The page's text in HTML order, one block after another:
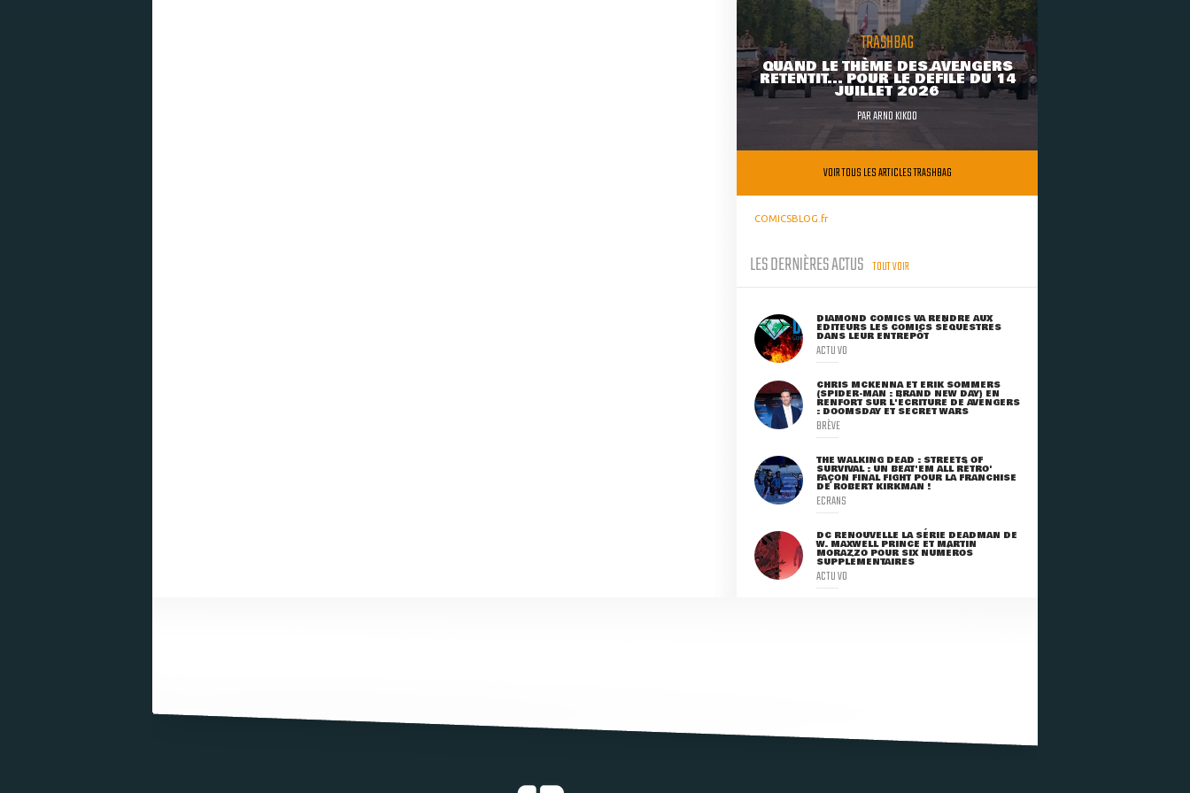
TRASHBAG
QUAND LE THÈME DES AVENGERS
RETENTIT... POUR LE DÉFILÉ DU 14
JUILLET 2026
PARARNO KIKOO
VOIR TOUS LES ARTICLES TRASHBAG
COMICSBLOG.fr
LES DERNIÈRES ACTUS TOUT VOIR
DIAMOND COMICS VA RENDRE AUX
ÉDITEURS LES COMICS SÉQUESTRÉS
DANS LEUR ENTREPÔT
ACTU VO
CHRIS MCKENNA ET ERIK SOMMERS
(SPIDER-MAN : BRAND NEW DAY) EN
RENFORT SUR L'ÉCRITURE DE AVENGERS
: DOOMSDAY ET SECRET WARS
BRÈVE
THE WALKING DEAD : STREETS OF
SURVIVAL : UN BEAT'EM ALL RÉTRO'
FAÇON FINAL FIGHT POUR LA FRANCHISE
DE ROBERT KIRKMAN !
ECRANS
DC RENOUVELLE LA SÉRIE DEADMAN DE
W. MAXWELL PRINCE ET MARTIN
MORAZZO POUR SIX NUMÉROS
SUPPLÉMENTAIRES
ACTU VO